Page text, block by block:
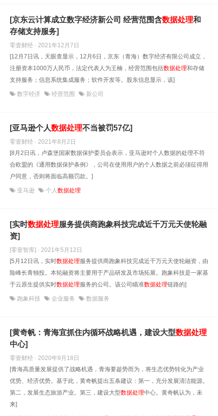
[京东云计算成立数字经济新公司 经营范围含数据处理和
存储支持服务]
零壹财经 · 2021年12月7日
[12月7日讯，天眼查显示，12月6日，京东（青海）数字经济有限公司成立，
注册资本1000万人民币，法定代表人为王楠，经营范围包括数据处理和存储
支持服务；信息系统集成服务；软件开发等。股东信息显示，该]
数字经济 经营范围 新公司
[亚马逊个人数据处理不当被罚57亿]
零壹财经 · 2021年8月2日
[8月2日讯，卢森堡国家数据保护委员会表示，亚马逊对个人数据的处理不符
合欧盟的《通用数据保护条例》，公司在使用用户的个人数据之前必须征得用
户同意，否则将面临高额罚款。]
亚马逊 个人数据处理
[实时数据处理服务提供商跑象科技完成近千万元天使轮融
资]
[零壹智库] · 2021年5月12日
[5月12日讯，实时数据处理服务提供商跑象科技完成近千万元天使轮融资，由
险峰长青独投。本轮融资将主要用于产品研发及市场拓展。跑象科技是一家基
于云原生提供实时数据处理服务的公司。该公司瞄准数据处理链路的]
跑象科技 企业服务 数据服务
[黄奇帆：青海宜抓住内循环战略机遇，建设大型数据处理
中心]
零壹财经 · 2020年9月18日
[青海高质量发展提供了战略机遇，青海要趁势而为，将生态优势转化为产业
优势、经济优势。基于此，黄奇帆提出五条建议：第一，充分发展清洁能源。
第二，发展生态旅游产业。第三，建设大型数据处理中心。黄奇帆认为，未
来]